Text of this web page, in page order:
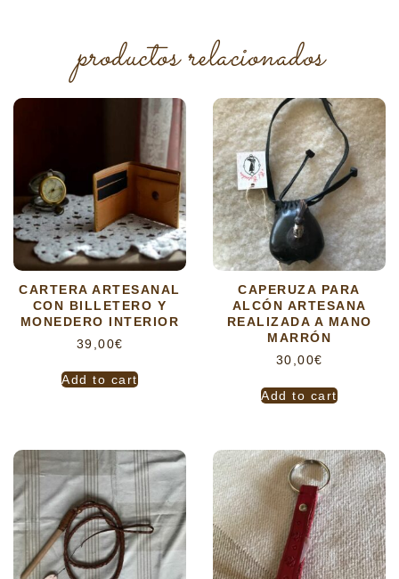
productos relacionados
CARTERA ARTESANAL
CON BILLETERO Y
MONEDERO INTERIOR
39,00€
Add to cart
CAPERUZA PARA
ALCÓN ARTESANA
REALIZADA A MANO
MARRÓN
30,00€
Add to cart